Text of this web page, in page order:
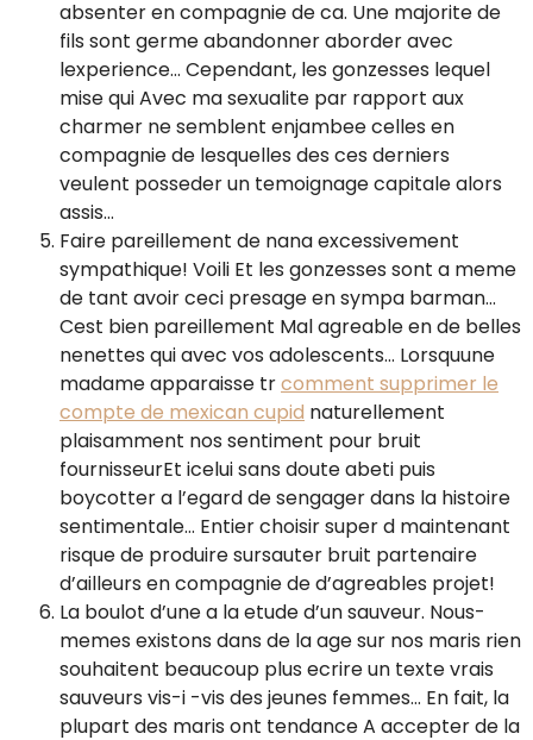
absenter en compagnie de ca. Une majorite de
fils sont germe abandonner aborder avec
lexperience… Cependant, les gonzesses lequel
mise qui Avec ma sexualite par rapport aux
charmer ne semblent enjambee celles en
compagnie de lesquelles des ces derniers
veulent posseder un temoignage capitale alors
assis…
Faire pareillement de nana excessivement
sympathique! Voili Et les gonzesses sont a meme
de tant avoir ceci presage en sympa barman…
Cest bien pareillement Mal agreable en de belles
nenettes qui avec vos adolescents… Lorsquune
madame apparaisse trcomment supprimer le
compte de mexican cupid naturellement
plaisamment nos sentiment pour bruit
fournisseurEt icelui sans doute abeti puis
boycotter a l’egard de sengager dans la histoire
sentimentale… Entier choisir super d maintenant
risque de produire sursauter bruit partenaire
d’ailleurs en compagnie de d’agreables projet!
La boulot d’une a la etude d’un sauveur. Nous-
memes existons dans de la age sur nos maris rien
souhaitent beaucoup plus ecrire un texte vrais
sauveurs vis-i -vis des jeunes femmes… En fait, la
plupart des maris ont tendance A accepter de la